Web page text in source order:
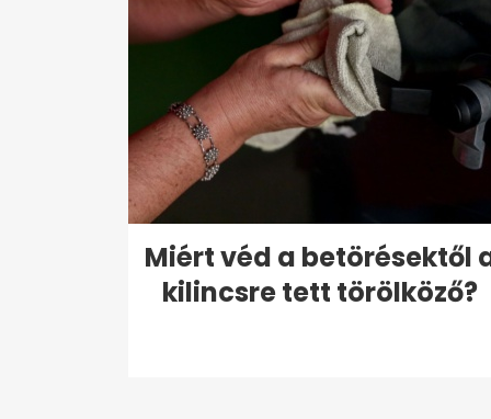
Miért véd a betörésektől
kilincsre tett törölköző?